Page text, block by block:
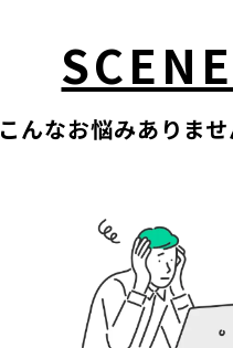
SCENE
こんなお悩みありませ